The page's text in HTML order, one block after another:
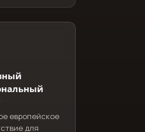
европейское
для